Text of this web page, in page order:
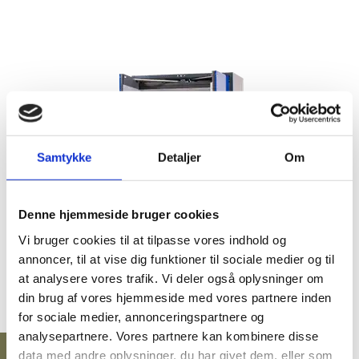
Samtykke Detaljer Om
Denne hjemmeside bruger cookies
Vi bruger cookies til at tilpasse vores indhold og
annoncer, til at vise dig funktioner til sociale medier og til
at analysere vores trafik. Vi deler også oplysninger om
din brug af vores hjemmeside med vores partnere inden
for sociale medier, annonceringspartnere og
analysepartnere. Vores partnere kan kombinere disse
data med andre oplysninger, du har givet dem, eller som
GRATIS fragt på alt!
Vi er e-mærket!
MEDICINSKABE TIL PLEJEHJEM/BOSTEDER
OPBEVARINGSSKABE / SMÅRUMSSKABE
BRUGTE SKABE - LAGERSALG
UDVALGTE VARER
ELEKTRONISKE NØGLESKABE